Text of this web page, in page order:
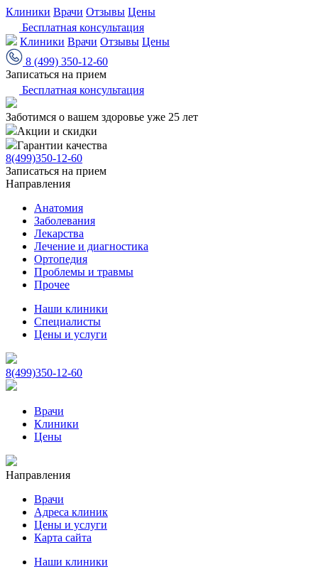
Клиники Врачи Отзывы Цены
Бесплатная консультация
Клиники Врачи Отзывы Цены
8 (499) 350-12-60
Записаться на прием
Бесплатная консультация
Заботимся о вашем здоровье уже 25 лет
Акции и скидки
Гарантии качества
8(499)350-12-60
Записаться на прием
Направления
Анатомия
Заболевания
Лекарства
Лечение и диагностика
Ортопедия
Проблемы и травмы
Прочее
Наши клиники
Специалисты
Цены и услуги
8(499)350-12-60
Врачи
Клиники
Цены
Направления
Врачи
Адреса клиник
Цены и услуги
Карта сайта
Наши клиники